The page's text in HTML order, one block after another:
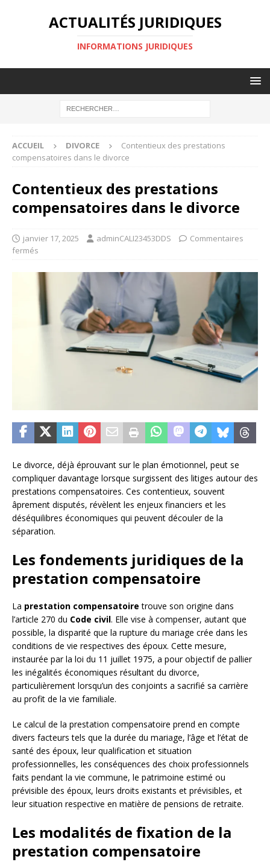
ACTUALITÉS JURIDIQUES
INFORMATIONS JURIDIQUES
ACCUEIL DIVORCE
Contentieux des prestations
compensatoires dans le divorce
Contentieux des prestations
compensatoires dans le divorce
janvier 17, 2025 adminCALI23453DDS
Commentaires
fermés
Le divorce, déjà éprouvant sur le plan émotionnel, peut se
compliquer davantage lorsque surgissent des litiges autour des
prestations compensatoires. Ces contentieux, souvent
âprement disputés, révèlent les enjeux financiers et les
déséquilibres économiques qui peuvent découler de la
séparation.
Les fondements juridiques de la
prestation compensatoire
La prestation compensatoire trouve son origine dans
l’article 270 du Code civil. Elle vise à compenser, autant que
possible, la disparité que la rupture du mariage crée dans les
conditions de vie respectives des époux. Cette mesure,
instaurée par la loi du 11 juillet 1975, a pour objectif de pallier
les inégalités économiques résultant du divorce,
particulièrement lorsqu’un des conjoints a sacrifié sa carrière
au profit de la vie familiale.
Le calcul de la prestation compensatoire prend en compte
divers facteurs tels que la durée du mariage, l’âge et l’état de
santé des époux, leur qualification et situation
professionnelles, les conséquences des choix professionnels
faits pendant la vie commune, le patrimoine estimé ou
prévisible des époux, leurs droits existants et prévisibles, et
leur situation respective en matière de pensions de retraite.
Les modalités de fixation de la
prestation compensatoire